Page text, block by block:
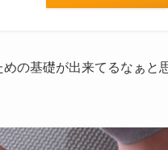
の基礎が出来てるなぁと